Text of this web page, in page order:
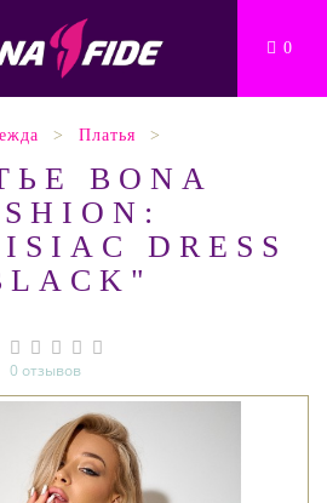
0
Платья
BONA
DRESS
0 отзывов